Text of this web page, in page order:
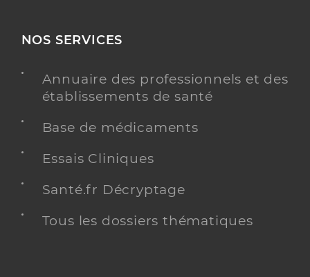
NOS SERVICES
Annuaire des professionnels et des
établissements de santé
Base de médicaments
Essais Cliniques
Santé.fr Décryptage
Tous les dossiers thématiques